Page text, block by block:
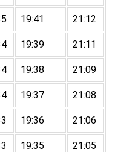
19:41 21:12
19:39 21:11
19:38 21:09
19:37 21:08
19:36 21:06
19:35 21:05